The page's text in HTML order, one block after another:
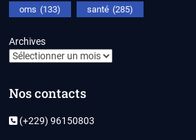
oms (133) santé (285)
Archives
Nos contacts
(+229) 96150803